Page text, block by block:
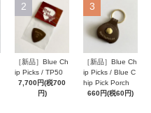
2
［新品］Blue Ch
ip Picks / TP50
7,700円(税700
円)
3
［新品］Blue Ch
ip Picks / Blue C
hip Pick Porch
660円(税60円)